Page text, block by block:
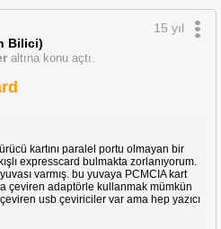
Bilici)
altına konu açtı.
15 yıl
kartını paralel portu olmayan bir
expresscard bulmakta zorlanıyorum.
varmış. bu yuvaya PCMCIA kart
çeviren adaptörle kullanmak mümkün
usb çeviriciler var ama hep yazıcı